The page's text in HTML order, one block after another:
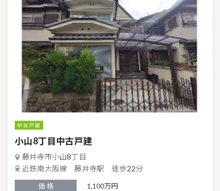
中古戸建
小山8丁目中古戸建
藤井寺市小山8丁目
近鉄南大阪線 藤井寺駅 徒歩22分
価 格
1,100万円